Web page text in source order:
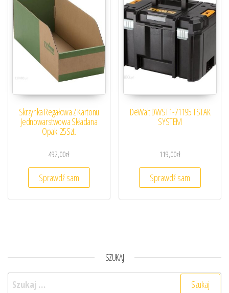
Skrzynka Regałowa Z Kartonu
Jednowarstwowa Składana
Opak. 25Szt.
492,00zł
Sprawdź sam
DeWalt DWST1-71195 TSTAK
SYSTEM
119,00zł
Sprawdź sam
SZUKAJ
Szukaj: